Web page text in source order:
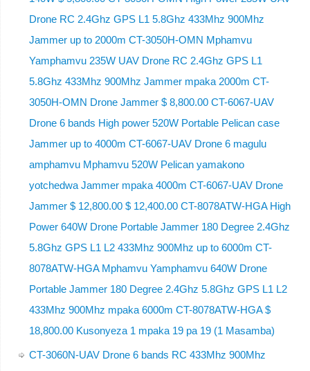
Drone RC 2.4Ghz GPS L1 5.8Ghz 433Mhz 900Mhz
Jammer up to 2000m CT-3050H-OMN Mphamvu
Yamphamvu 235W UAV Drone RC 2.4Ghz GPS L1
5.8Ghz 433Mhz 900Mhz Jammer mpaka 2000m CT-
3050H-OMN Drone Jammer $ 8,800.00 CT-6067-UAV
Drone 6 bands High power 520W Portable Pelican case
Jammer up to 4000m CT-6067-UAV Drone 6 magulu
amphamvu Mphamvu 520W Pelican yamakono
yotchedwa Jammer mpaka 4000m CT-6067-UAV Drone
Jammer $ 12,800.00 $ 12,400.00 CT-8078ATW-HGA High
Power 640W Drone Portable Jammer 180 Degree 2.4Ghz
5.8Ghz GPS L1 L2 433Mhz 900Mhz up to 6000m CT-
8078ATW-HGA Mphamvu Yamphamvu 640W Drone
Portable Jammer 180 Degree 2.4Ghz 5.8Ghz GPS L1 L2
433Mhz 900Mhz mpaka 6000m CT-8078ATW-HGA $
18,800.00 Kusonyeza 1 mpaka 19 pa 19 (1 Masamba)
CT-3060N-UAV Drone 6 bands RC 433Mhz 900Mhz